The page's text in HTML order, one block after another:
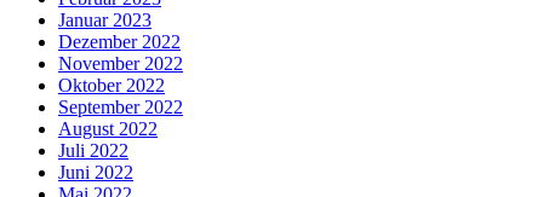
Januar 2023
Dezember 2022
November 2022
Oktober 2022
September 2022
August 2022
Juli 2022
Juni 2022